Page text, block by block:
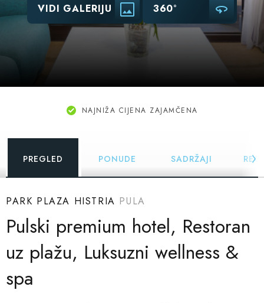
VIDI GALERIJU 360°
NAJNIŽA CIJENA ZAJAMČENA
PREGLED PONUDE SADRŽAJI
PARK PLAZA HISTRIA PULA
Pulski premium hotel, Restoran
uz plažu, Luksuzni wellness &
spa